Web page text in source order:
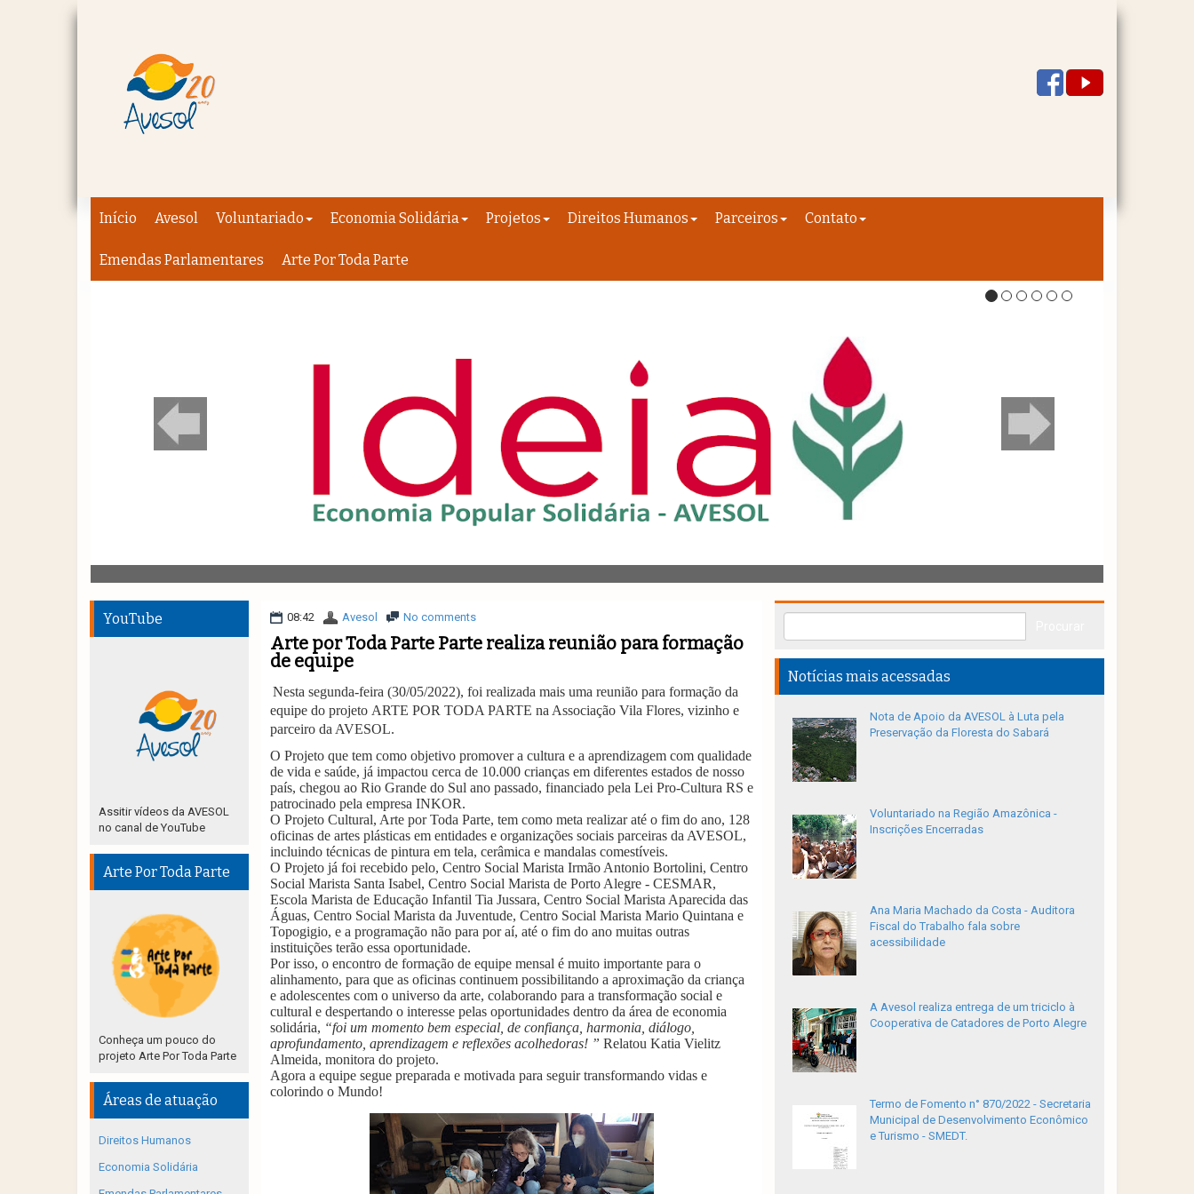
Início Avesol Voluntariado Economia Solidária Projetos Direitos Humanos Parceiros Contato
Emendas Parlamentares Arte Por Toda Parte
08:42 Avesol No comments
Arte por Toda Parte Parte realiza reunião para formação
de equipe
Nesta segunda-feira (30/05/2022), foi realizada mais uma reunião para formação da
equipe do projeto ARTE POR TODA PARTE na Associação Vila Flores, vizinho e
parceiro da AVESOL.
O Projeto que tem como objetivo promover a cultura e a aprendizagem com qualidade
de vida e saúde, já impactou cerca de 10.000 crianças em diferentes estados de nosso
país, chegou ao Rio Grande do Sul ano passado, financiado pela Lei Pro-Cultura RS e
patrocinado pela empresa INKOR.
O Projeto Cultural, Arte por Toda Parte, tem como meta realizar até o fim do ano, 128
oficinas de artes plásticas em entidades e organizações sociais parceiras da AVESOL,
incluindo técnicas de pintura em tela, cerâmica e mandalas comestíveis.
O Projeto já foi recebido pelo, Centro Social Marista Irmão Antonio Bortolini, Centro
Social Marista Santa Isabel, Centro Social Marista de Porto Alegre - CESMAR,
Escola Marista de Educação Infantil Tia Jussara, Centro Social Marista Aparecida das
Águas, Centro Social Marista da Juventude, Centro Social Marista Mario Quintana e
Topogigio, e a programação não para por aí, até o fim do ano muitas outras
instituições terão essa oportunidade.
Por isso, o encontro de formação de equipe mensal é muito importante para o
alinhamento, para que as oficinas continuem possibilitandoa aproximação da criança
e adolescentes com o universo da arte, colaborando para a transformação social e
cultural e despertando o interesse pelas oportunidades dentro da área de economia
solidária, “foi um momento bem especial, de confiança, harmonia, diálogo,
aprofundamento, aprendizagem e reflexões acolhedoras! ” Relatou Katia Vielitz
Almeida, monitora do projeto.
Agora a equipe segue preparada e motivada para seguir transformando vidas e
colorindo o Mundo!
YouTube
Assitir vídeos da AVESOL
no canal de YouTube
Arte Por Toda Parte
Conheça um pouco do
projeto Arte Por Toda Parte
Áreas de atuação
Direitos Humanos
Economia Solidária
Notícias mais acessadas
Nota de Apoio da AVESOL à Luta pela
Preservação da Floresta do Sabará
Voluntariado na Região Amazônica -
Inscrições Encerradas
Ana Maria Machado da Costa - Auditora
Fiscal do Trabalho fala sobre
acessibilidade
A Avesol realiza entrega de um triciclo à
Cooperativa de Catadores de Porto Alegre
Termo de Fomento n° 870/2022 - Secretaria
Municipal de Desenvolvimento Econômico
e Turismo - SMEDT.